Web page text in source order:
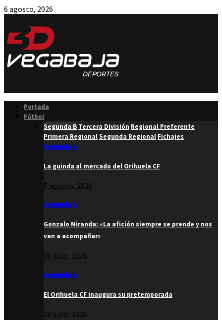
6 agosto, 2026
Portada
Fútbol
Segunda B Tercera División Regional Preferente
Primera RegionalSegunda Regional Fichajes
Segunda B
La guinda al mercado del Orihuela CF
5 agosto, 2026
Segunda B
Gonzalo Miranda: «La afición siempre se prende y nos
van a acompañar»
30 julio, 2026
Segunda B
El Orihuela CF inaugura su pretemporada
28 julio, 2026